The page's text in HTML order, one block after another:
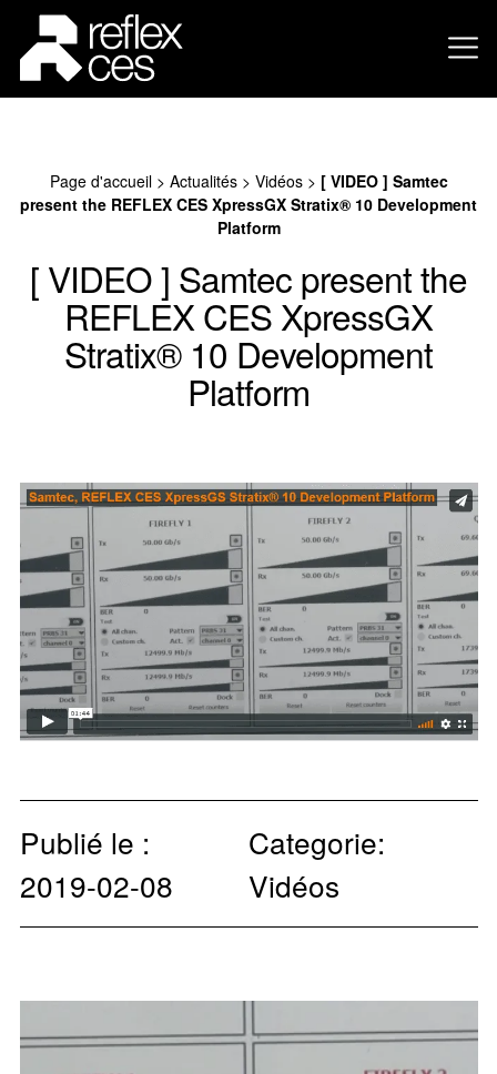
Page d'accueil> Actualités> Vidéos> [ VIDEO ] Samtec
present the REFLEX CES XpressGX Stratix® 10 Development
Platform
[ VIDEO ] Samtec present the
REFLEX CES XpressGX
Stratix® 10 Development
Platform
Publié le :
2019-02-08
Categorie:
Vidéos